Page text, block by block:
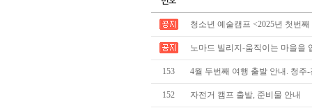
청소년 예술캠프 <2025년 첫번
노마드 빌리지-움직이는 마을을
153 4월 두번째 여행 출발 안내. 청주
152 자전거 캠프 출발, 준비물 안내